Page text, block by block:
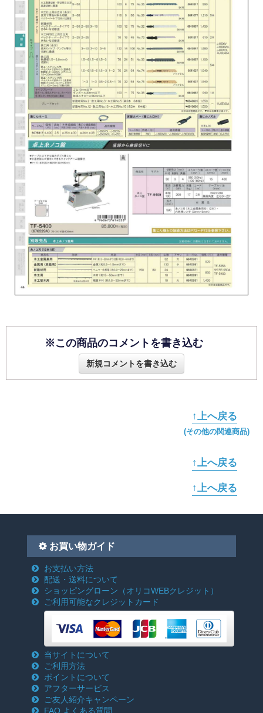
※この商品のコメントを書き込む
新規コメントを書き込む
↑上へ戻る
(その他の関連商品)
↑上へ戻る
↑上へ戻る
お買い物ガイド
お支払い方法
配送・送料について
ショッピングローン （オリコWEBクレジット）
ご利用可能なクレジットカード
当サイトについて
ご利用方法
ポイントについて
アフターサービス
ご友人紹介キャンペーン
FAQ よくある質問